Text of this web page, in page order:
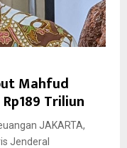
Mahfud
Triliun
JAKARTA,
Jenderal